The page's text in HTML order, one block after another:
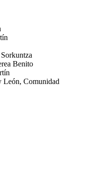
Benito
León, Comunidad